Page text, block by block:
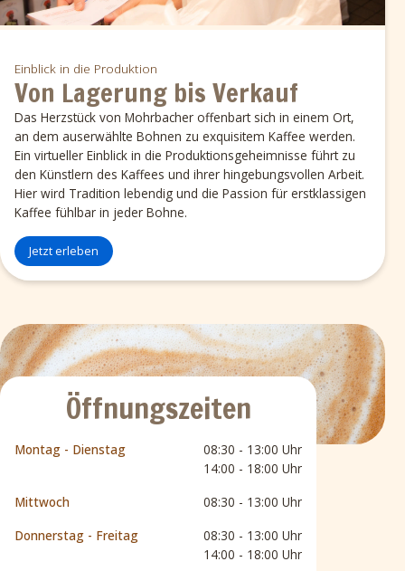
Einblick in die Produktion
Von Lagerung bis Verkauf
Das Herzstück von Mohrbacher offenbart sich in einem Ort,
an dem auserwählte Bohnen zu exquisitem Kaffee werden.
Ein virtueller Einblick in die Produktionsgeheimnisse führt zu
den Künstlern des Kaffees und ihrer hingebungsvollen Arbeit.
Hier wird Tradition lebendig und die Passion für erstklassigen
Kaffee fühlbar in jeder Bohne.
Jetzt erleben
Öffnungszeiten
Montag - Dienstag
08:30 - 13:00 Uhr
14:00 - 18:00 Uhr
Mittwoch
08:30 - 13:00 Uhr
Donnerstag - Freitag
08:30 - 13:00 Uhr
14:00 - 18:00 Uhr